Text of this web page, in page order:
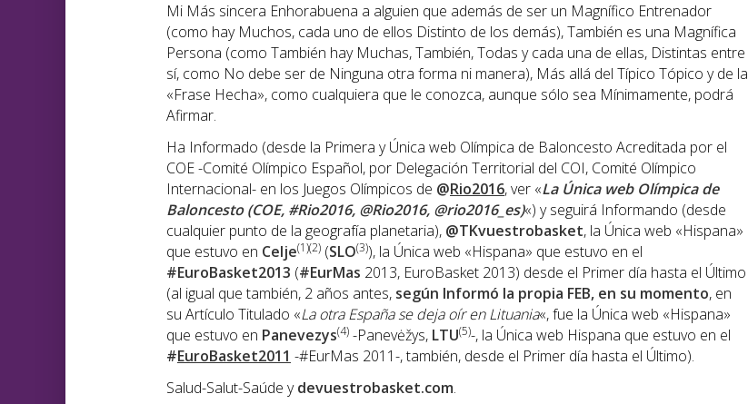
Mi Más sincera Enhorabuena a alguien que además de ser un Magnífico Entrenador
(como hay Muchos, cada uno de ellos Distinto de los demás), También es una Magnífica
Persona (como También hay Muchas, También, Todas y cada una de ellas, Distintas entre
sí, como No debe ser de Ninguna otra forma ni manera), Más allá del Típico Tópico y de la
«Frase Hecha», como cualquiera que le conozca, aunque sólo sea Mínimamente, podrá
Afirmar.
Ha Informado (desde la Primera y Única web Olímpica de Baloncesto Acreditada por el
COE -Comité Olímpico Español, por Delegación Territorial del COI, Comité Olímpico
Internacional- en los Juegos Olímpicos de @Rio2016, ver «La Única web Olímpica de
Baloncesto (COE, #Rio2016, @Rio2016, @rio2016_es)«) y seguirá Informando (desde
cualquier punto de la geografía planetaria), @TKvuestrobasket, la Única web «Hispana»
que estuvo en Celje(1)(2) (SLO(3)), la Única web «Hispana» que estuvo en el
#EuroBasket2013 (#EurMas 2013, EuroBasket 2013) desde el Primer día hasta el Último
(al igual que también, 2 años antes, según Informó la propia FEB, en su momento, en
su Artículo Titulado «La otra España se deja oír en Lituania«, fue la Única web «Hispana»
que estuvo en Panevezys(4) -Panevėžys, LTU(5)-, la Única web Hispana que estuvo en el
#EuroBasket2011 -#EurMas 2011-, también, desde el Primer día hasta el Último).
Salud-Salut-Saúde ydevuestrobasket.com.